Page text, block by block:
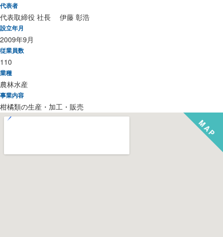
代表者
代表取締役 社長 伊藤 彰浩
設立年月
2009年9月
従業員数
110
業種
農林水産
事業内容
柑橘類の生産・加工・販売